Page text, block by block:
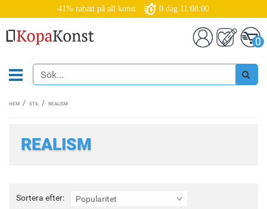
41% rabatt på all konst 0 dag 11:07:58
0
HEM STIL REALISM
REALISM
Sortera efter: Popularitet
Sortera
efter: